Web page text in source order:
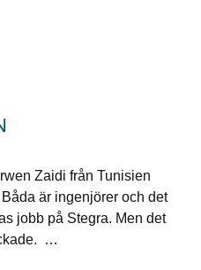
Zaidi från Tunisien
är ingenjörer och det
jobb på Stegra. Men det
…